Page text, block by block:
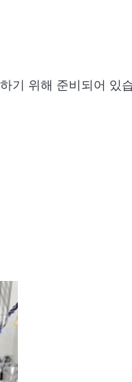
기 위해 준비되어 있